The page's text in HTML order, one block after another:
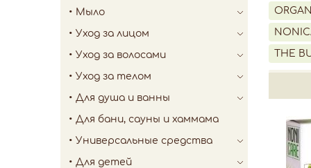
Мыло
Уход за лицом
Уход за волосами
Уход за телом
Для душа и ванны
Для бани, сауны и хаммама
Универсальные средства
Для детей
THE